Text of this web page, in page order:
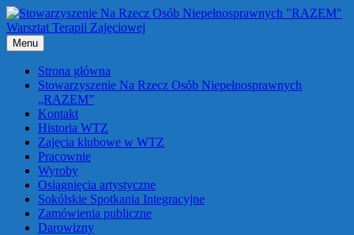
Przejdź
do
treści
Menu
Strona główna
Stowarzyszenie Na Rzecz Osób Niepełnosprawnych
„RAZEM”
Kontakt
Historia WTZ
Zajęcia klubowe w WTZ
Pracownie
Wyroby
Osiągnięcia artystyczne
Sokólskie Spotkania Integracyjne
Zamówienia publiczne
Darowizny